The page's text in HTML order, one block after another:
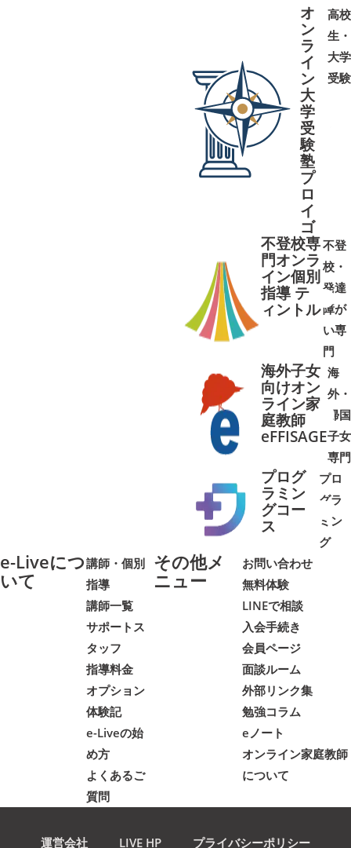
オ
ン
ラ
イ
ン
大
学
受
験
塾
プ
ロ
イ
ゴ
高校
生・
大学
受験
不登校専
門オンラ
イン個別
指導 テ
ィントル
不登
校・
発達
障が
い専
門
➜➜
海外子女
向けオン
ライン家
庭教師
eFFISAGE
海
外・
帰国
子女
専門
➜➜
プログ
ラミン
グコー
ス
プロ
グラ
ミン
グ
➜➜
e-Liveにつ
いて
講師・個別
指導
講師一覧
サポートス
タッフ
指導料金
オプション
体験記
e-Liveの始
め方
よくあるご
質問
その他メ
ニュー
お問い合わせ
無料体験
LINEで相談
入会手続き
会員ページ
面談ルーム
外部リンク集
勉強コラム
eノート
オンライン家庭教師
について
運営会社 LIVE HP プライバシーポリシー